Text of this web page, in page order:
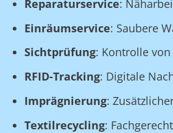
Reparaturservice:
Einräumservice: Saubere
Sichtprüfung: Kontrolle
RFID-Tracking: Digitale
Imprägnierung:
Textilrecycling: